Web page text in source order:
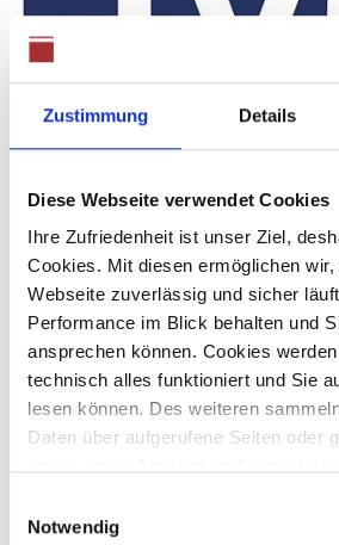
Zustimmung Details
Diese Webseite verwendet Cookies
Ihre Zufriedenheit ist unser Ziel,
Cookies. Mit diesen ermöglichen
Webseite zuverlässig und sicher
Performance im Blick behalten und
ansprechen können. Cookies
technisch alles funktioniert und Sie
lesen können. Des weiteren
Daten über aufgerufene Seiten oder
weiteren Daten zusammen, die Sie
Notwendig
Immobilienverband
Der Immobilienverband
Berufsorganisation der
Beratungs- und
vereint rund 6.200
Beschäftigten. Die Immobilienmakler
Transaktionsvolumen von knapp